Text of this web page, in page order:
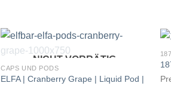
NICHT VORRÄTIG
CAPS UND PODS
ELFA | Cranberry Grape | Liquid Pod |